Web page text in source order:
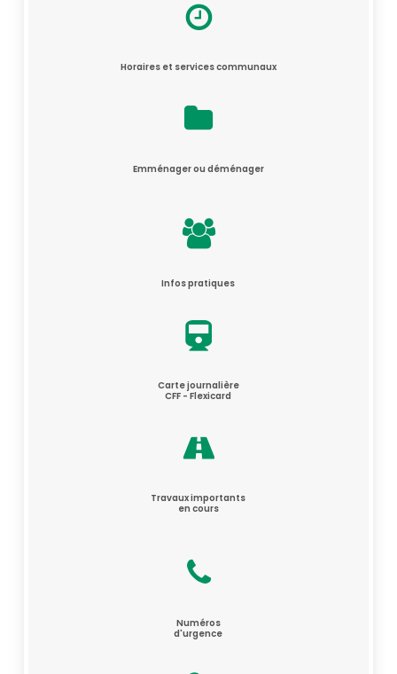
Horaires et services communaux
Emménager ou déménager
Infos pratiques
Carte journalière
CFF - Flexicard
Travaux importants
en cours
Numéros
d'urgence